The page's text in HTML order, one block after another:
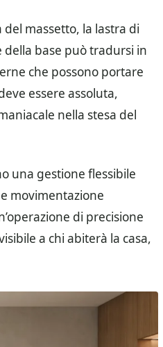
massetto, la lastra di
base può tradursi in
che possono portare
essere assoluta,
nella stesa del
una gestione flessibile
movimentazione
di precisione
a chi abiterà la casa,